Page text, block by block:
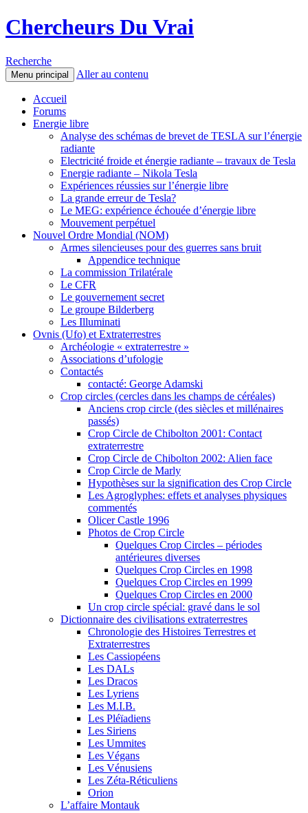
Chercheurs Du Vrai
Recherche
Menu principal Aller au contenu
Accueil
Forums
Energie libre
Analyse des schémas de brevet de TESLA sur l’énergie
radiante
Electricité froide et énergie radiante – travaux de Tesla
Energie radiante – Nikola Tesla
Expériences réussies sur l’énergie libre
La grande erreur de Tesla?
Le MEG: expérience échouée d’énergie libre
Mouvement perpétuel
Nouvel Ordre Mondial (NOM)
Armes silencieuses pour des guerres sans bruit
Appendice technique
La commission Trilatérale
Le CFR
Le gouvernement secret
Le groupe Bilderberg
Les Illuminati
Ovnis (Ufo) et Extraterrestres
Archéologie « extraterrestre »
Associations d’ufologie
Contactés
contacté: George Adamski
Crop circles (cercles dans les champs de céréales)
Anciens crop circle (des siècles et millénaires
passés)
Crop Circle de Chibolton 2001: Contact
extraterrestre
Crop Circle de Chibolton 2002: Alien face
Crop Circle de Marly
Hypothèses sur la signification des Crop Circle
Les Agroglyphes: effets et analyses physiques
commentés
Olicer Castle 1996
Photos de Crop Circle
Quelques Crop Circles – périodes
antérieures diverses
Quelques Crop Circles en 1998
Quelques Crop Circles en 1999
Quelques Crop Circles en 2000
Un crop circle spécial: gravé dans le sol
Dictionnaire des civilisations extraterrestres
Chronologie des Histoires Terrestres et
Extraterrestres
Les Cassiopéens
Les DALs
Les Dracos
Les Lyriens
Les M.I.B.
Les Pléïadiens
Les Siriens
Les Ummites
Les Végans
Les Vénusiens
Les Zéta-Réticuliens
Orion
L’affaire Montauk